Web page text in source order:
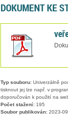
DOKUMENT KE
Typ souboru:Univerzálně
tisknout jej lze např. v
doporučován k použití na
Počet stažení:195
Soubor publikován:2023-